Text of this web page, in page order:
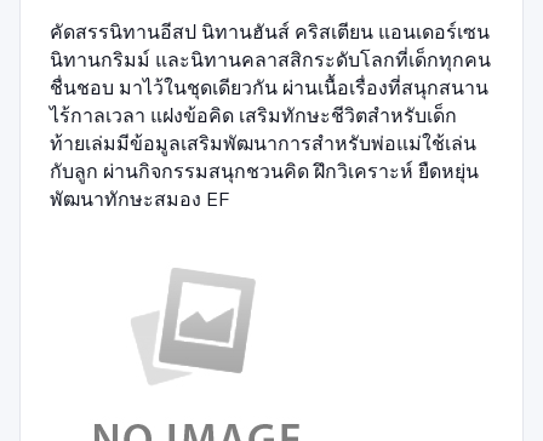
คัดสรรนิทานอีสป นิทานฮันส์ คริสเตียน แอนเดอร์เซน
นิทานกริมม์ และนิทานคลาสสิกระดับโลกที่เด็กทุกคน
ชื่นชอบ มาไว้ในชุดเดียวกัน ผ่านเนื้อเรื่องที่สนุกสนาน
ไร้กาลเวลา แฝงข้อคิด เสริมทักษะชีวิตสำหรับเด็ก
ท้ายเล่มมีข้อมูลเสริมพัฒนาการสำหรับพ่อแม่ใช้เล่น
กับลูก ผ่านกิจกรรมสนุกชวนคิด ฝึกวิเคราะห์ ยืดหยุ่น
พัฒนาทักษะสมอง EF